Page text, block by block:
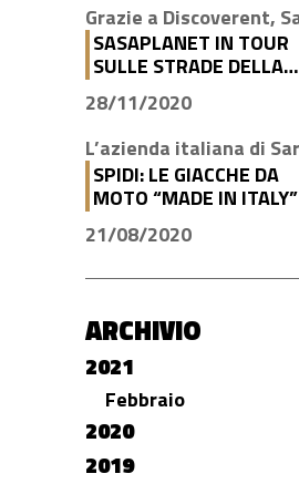
SASAPLANET IN TOUR
SULLE STRADE DELLA
PUGLIA CON
DISCOVERENT
28/11/2020
SPIDI: LE GIACCHE DA
MOTO “MADE IN ITALY”
21/08/2020
ARCHIVIO
2021
Febbraio
2020
2019